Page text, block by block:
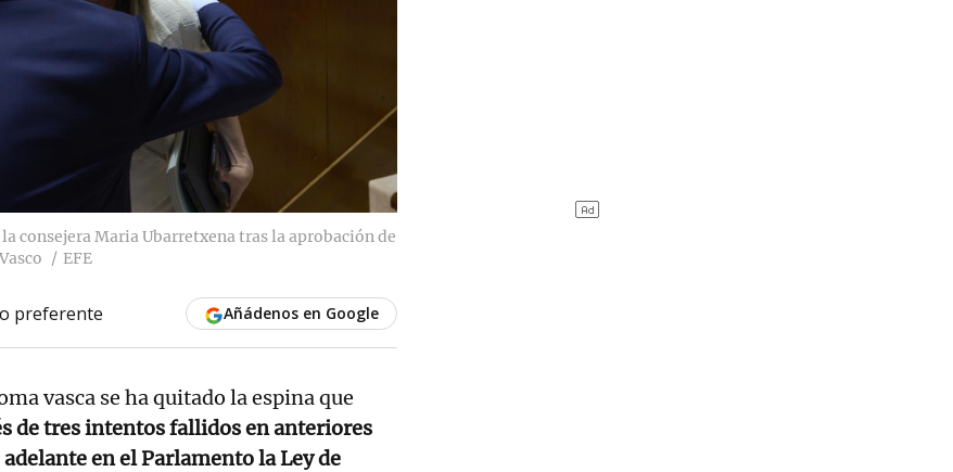
consejera Maria Ubarretxena tras la aprobación de
EFE
preferente Añádenos en Google
vasca se ha quitado la espina que
de tres intentos fallidos en anteriores
en el Parlamento la Ley de